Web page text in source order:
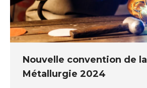
Nouvelle convention de la
Métallurgie 2024